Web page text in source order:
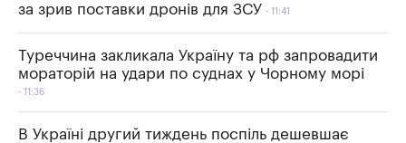
за зрив поставки дронів для ЗСУ
11:41
Туреччина закликала Україну та рф запровадити
мораторій на удари по суднах у Чорному морі
11:36
В Україні другий тиждень поспіль дешевшає